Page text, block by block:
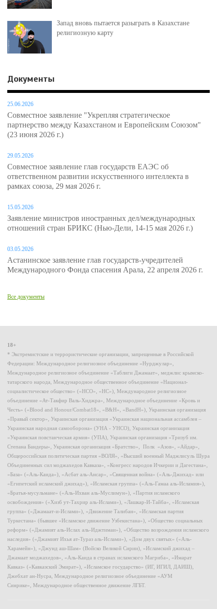
Запад вновь пытается разыграть в Казахстане
религиозную карту
Документы
25.06.2026
Совместное заявление "Укрепляя стратегическое
партнерство между Казахстаном и Европейским Союзом"
(23 июня 2026 г.)
29.05.2026
Совместное заявление глав государств ЕАЭС об
ответственном развитии искусственного интеллекта в
рамках союза, 29 мая 2026 г.
15.05.2026
Заявление министров иностранных дел/международных
отношений стран БРИКС (Нью-Дели, 14-15 мая 2026 г.)
03.05.2026
Астанинское заявление глав государств-учредителей
Международного Фонда спасения Арала, 22 апреля 2026 г.
Все документы
18+
* Экстремистские и террористические организации, запрещенные в Российской
Федерации: Международное религиозное объединение «Нурджулар»,
Международное религиозное объединение «Таблиги Джамаат», меджлис крымско-
татарского народа, Международное общественное объединение «Национал-
социалистическое общество» («НСО», «НС»), Международное религиозное
объединение «Ат-Такфир Валь-Хиджра», Международное объединение «Кровь и
Честь» («Blood and Honour/Combat18», «B&H», «BandH»), Украинская организация
«Правый сектор», Украинская организация «Украинская национальная ассамблея –
Украинская народная самооборона» (УНА - УНСО), Украинская организация
«Украинская повстанческая армия» (УПА), Украинская организация «Тризуб им.
Степана Бандеры», Украинская организация «Братство», Полк «Азов», «Айдар»,
Общероссийская политическая партия «ВОЛЯ», «Высший военный Маджлисуль Шура
Объединенных сил моджахедов Кавказа», «Конгресс народов Ичкерии и Дагестана»,
«База» («Аль-Каида»), «Асбат аль-Ансар», «Священная война» («Аль-Джихад» или
«Египетский исламский джихад»), «Исламская группа» («Аль-Гамаа аль-Исламия»),
«Братья-мусульмане» («Аль-Ихван аль-Муслимун»), «Партия исламского
освобождения» («Хизб ут-Тахрир аль-Ислами»), «Лашкар-И-Тайба», «Исламская
группа» («Джамаат-и-Ислами»), «Движение Талибан», «Исламская партия
Туркестана» (бывшее «Исламское движение Узбекистана»), «Общество социальных
реформ» («Джамият аль-Ислах аль-Иджтимаи»), «Общество возрождения исламского
наследия» («Джамият Ихья ат-Тураз аль-Ислами»), «Дом двух святых» («Аль-
Харамейн»), «Джунд аш-Шам» (Войско Великой Сирии), «Исламский джихад –
Джамаат моджахедов», «Аль-Каида в странах исламского Магриба», «Имарат
Кавказ» («Кавказский Эмират»), «Исламское государство» (ИГ, ИГИЛ, ДАИШ),
Джебхат ан-Нусра, Международное религиозное объединение «АУМ
Синрике», Международное общественное движение ЛГБТ.